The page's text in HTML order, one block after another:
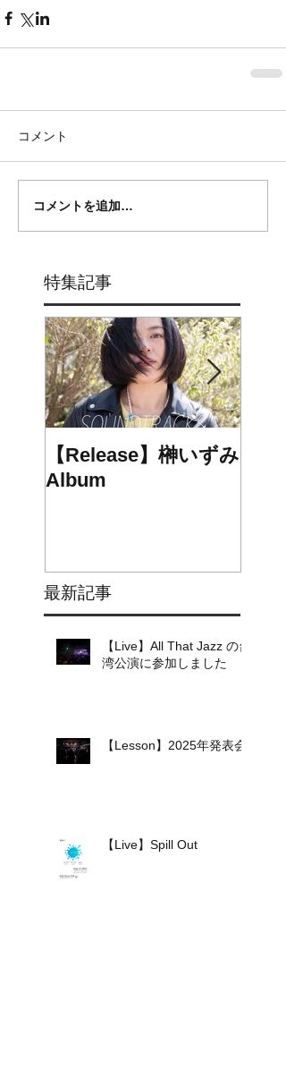
コメント
コメントを追加…
特集記事
【Release】榊いずみ
Album
最新記事
【Live】All That Jazz の台
湾公演に参加しました
【Lesson】2025年発表会
【Live】Spill Out